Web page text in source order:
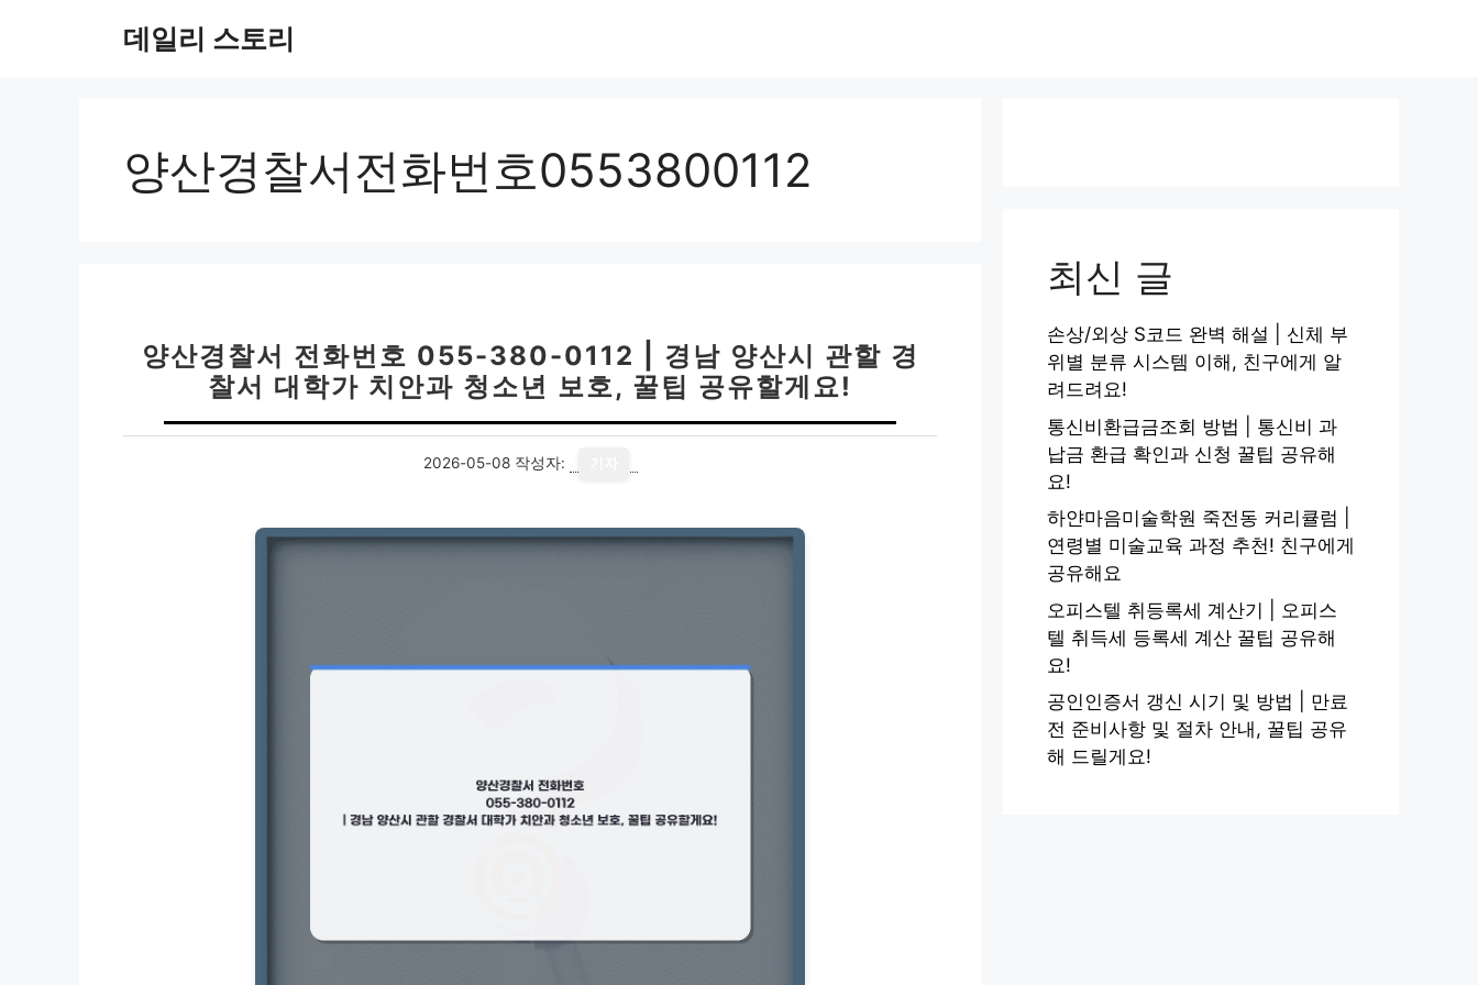
데일리 스토리
양산경찰서전화번호0553800112
양산경찰서 전화번호 055-380-0112 | 경남 양산시 관할 경
찰서 대학가 치안과 청소년 보호, 꿀팁 공유할게요!
2026-05-08 작성자:
최신 글
손상/외상 S코드 완벽 해설 | 신체 부
위별 분류 시스템 이해, 친구에게 알
려드려요!
통신비환급금조회 방법 | 통신비 과
납금 환급 확인과 신청 꿀팁 공유해
요!
하얀마음미술학원 죽전동 커리큘럼 |
연령별 미술교육 과정 추천! 친구에게
공유해요
오피스텔 취등록세 계산기 | 오피스
텔 취득세 등록세 계산 꿀팁 공유해
요!
공인인증서 갱신 시기 및 방법 | 만료
전 준비사항 및 절차 안내, 꿀팁 공유
해 드릴게요!